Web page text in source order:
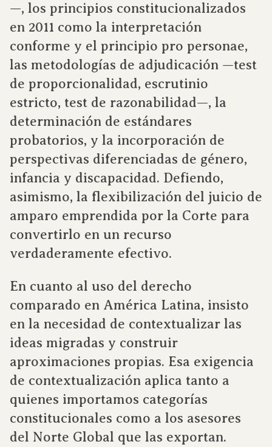
—, los principios constitucionalizados
en 2011 como la interpretación
conforme y el principio pro personae,
las metodologías de adjudicación —test
de proporcionalidad, escrutinio
estricto, test de razonabilidad—, la
determinación de estándares
probatorios, y la incorporación de
perspectivas diferenciadas de género,
infancia y discapacidad. Defiendo,
asimismo, la flexibilización del juicio de
amparo emprendida por la Corte para
convertirlo en un recurso
verdaderamente efectivo.
En cuanto al uso del derecho
comparado en América Latina, insisto
en la necesidad de contextualizar las
ideas migradas y construir
aproximaciones propias. Esa exigencia
de contextualización aplica tanto a
quienes importamos categorías
constitucionales como a los asesores
del Norte Global que las exportan.